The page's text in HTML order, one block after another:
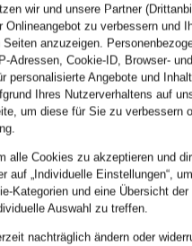
wir und unsere Partner
zu verbessern und
anzuzeigen.
Adressen, Cookie-ID, Browser-
personalisierte Angebote und
Ihres Nutzerverhaltens auf
um diese für Sie zu verbessern
alle Cookies zu akzeptieren und
auf „Individuelle Einstellungen“,
Kategorien und eine Übersicht
Auswahl zu treffen.
nachträglich ändern oder